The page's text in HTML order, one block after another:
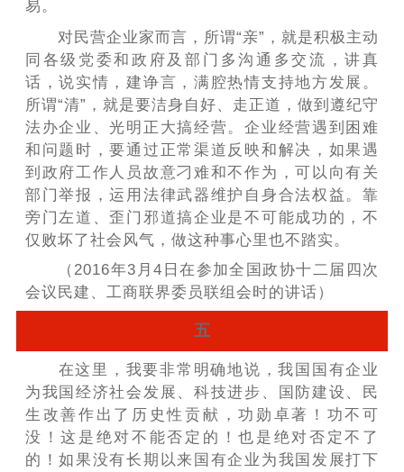
易。
对民营企业家而言，所谓“亲”，就是积极主动
同各级党委和政府及部门多沟通多交流，讲真
话，说实情，建诤言，满腔热情支持地方发展。
所谓“清”，就是要洁身自好、走正道，做到遵纪守
法办企业、光明正大搞经营。企业经营遇到困难
和问题时，要通过正常渠道反映和解决，如果遇
到政府工作人员故意刁难和不作为，可以向有关
部门举报，运用法律武器维护自身合法权益。靠
旁门左道、歪门邪道搞企业是不可能成功的，不
仅败坏了社会风气，做这种事心里也不踏实。
（2016年3月4日在参加全国政协十二届四次
会议民建、工商联界委员联组会时的讲话）
五
在这里，我要非常明确地说，我国国有企业
为我国经济社会发展、科技进步、国防建设、民
生改善作出了历史性贡献，功勋卓著！功不可
没！这是绝对不能否定的！也是绝对否定不了
的！如果没有长期以来国有企业为我国发展打下